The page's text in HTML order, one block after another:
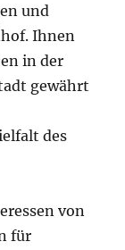
und
Ihnen
in der
gewährt
des
von
für